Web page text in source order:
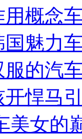
用概念
魅力
的汽
悍马
美女的